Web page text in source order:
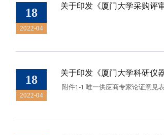
18
2022-04
关于印发《厦门大学采购评
18
2022-04
关于印发《厦门大学科研仪
附件1-1 唯一供应商专家论证意见